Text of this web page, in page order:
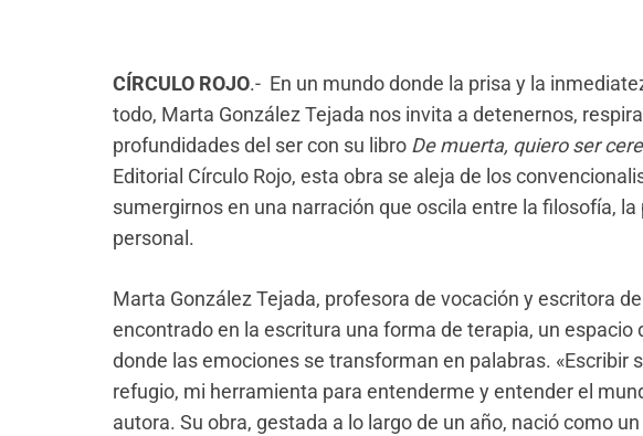
CÍRCULO ROJO.- En un mundo donde la prisa y la
todo, Marta González Tejada nos invita a detenernos,
profundidades del ser con su libro De muerta, quiero ser
Editorial Círculo Rojo, esta obra se aleja de los
sumergirnos en una narración que oscila entre la filosofía,
personal.
Marta González Tejada, profesora de vocación y escritora
encontrado en la escritura una forma de terapia, un espacio
donde las emociones se transforman en palabras. «Escribir
refugio, mi herramienta para entenderme y entender el
autora. Su obra, gestada a lo largo de un año, nació como